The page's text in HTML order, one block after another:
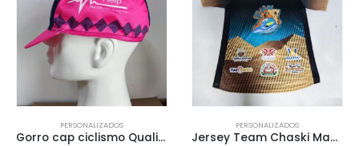
PERSONALIZADOS
Gorro cap ciclismo Quality Help
PERSONALIZADOS
Jersey Team Chaski Manga corta